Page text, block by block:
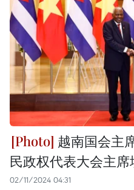
越南国会主
民政权代表大会主
02/11/2024 04:31